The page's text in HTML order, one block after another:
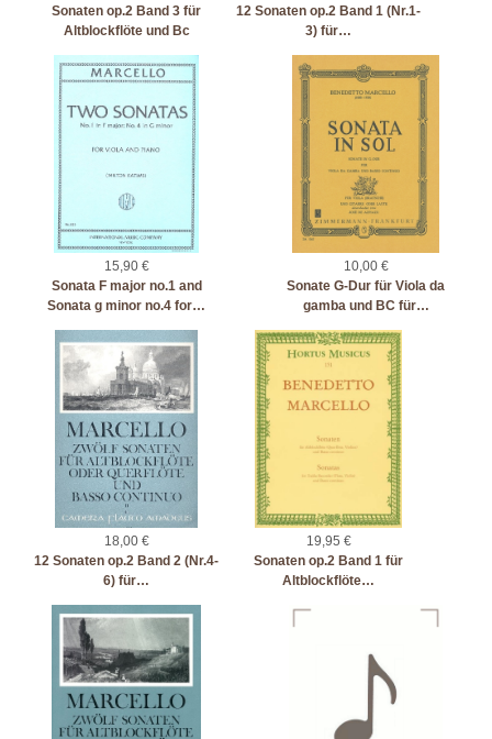
Sonaten op.2 Band 3 für
Altblockflöte und Bc
12 Sonaten op.2 Band 1 (Nr.1-
3) für…
15,90 €
Sonata F major no.1 and
Sonata g minor no.4 for…
10,00 €
Sonate G-Dur für Viola da
gamba und BC für…
18,00 €
12 Sonaten op.2 Band 2 (Nr.4-
6) für…
19,95 €
Sonaten op.2 Band 1 für
Altblockflöte…